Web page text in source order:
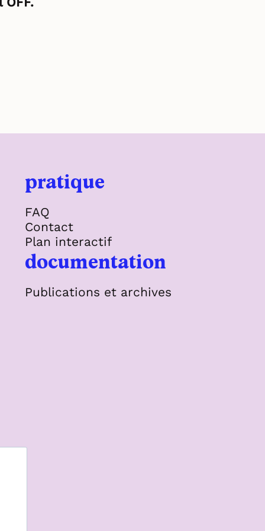
pratique
FAQ
Contact
Plan interactif
documentation
Publications et archives